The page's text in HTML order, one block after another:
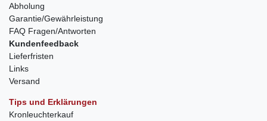
Abholung
Garantie/Gewährleistung
FAQ Fragen/Antworten
Kundenfeedback
Lieferfristen
Links
Versand
Tips und Erklärungen
Kronleuchterkauf